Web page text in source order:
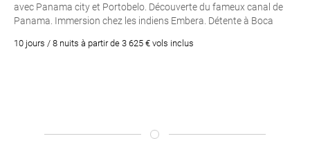
avec Panama city et Portobelo. Découverte du fameux canal de
Panama. Immersion chez les indiens Embera. Détente à Boca
10 jours / 8 nuits à partir de 3 625 € vols inclus